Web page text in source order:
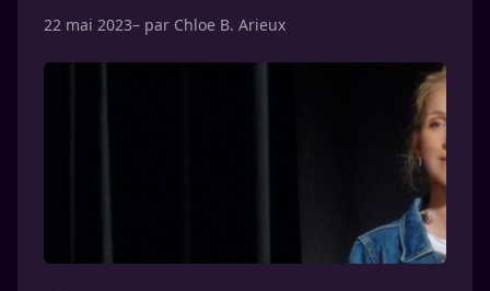
22 mai 2023– par Chloe B. Arieux